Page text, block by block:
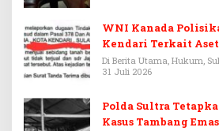
WNI Kanada
Kendari Terkait
Di Berita Utama, Hukum,
31 Juli 2026
Polda Sultra
Kasus Tambang